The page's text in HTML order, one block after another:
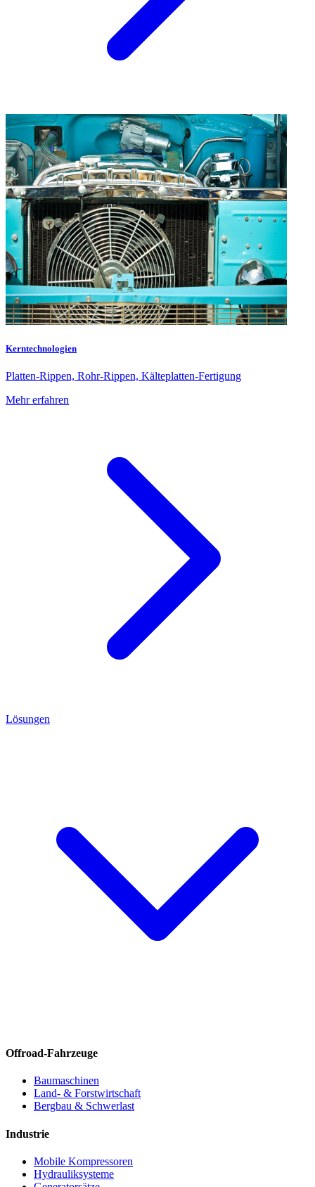
Kerntechnologien
Platten-Rippen, Rohr-Rippen, Kälteplatten-Fertigung
Mehr erfahren
Lösungen
Offroad-Fahrzeuge
Baumaschinen
Land- & Forstwirtschaft
Bergbau & Schwerlast
Industrie
Mobile Kompressoren
Hydrauliksysteme